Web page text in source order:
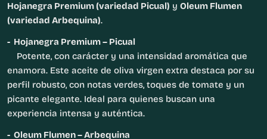
Hojanegra Premium (variedad Picual) y Oleum Flumen
(variedad Arbequina).
- Hojanegra Premium – Picual
Potente, con carácter y una intensidad aromática que
enamora. Este aceite de oliva virgen extra destaca por su
perfil robusto, con notas verdes, toques de tomate y un
picante elegante. Ideal para quienes buscan una
experiencia intensa y auténtica.
- Oleum Flumen – Arbequina